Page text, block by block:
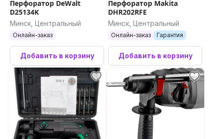
Перфоратор DeWalt
D25134K
Минск, Центральный
Онлайн-заказ
Добавить в корзину
Перфоратор Makita
DHR202RFE
Минск, Центральный
Онлайн-заказ Гарантия
Добавить в корзину